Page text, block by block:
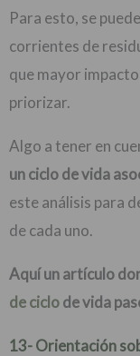
Para esto, se
corrientes de
que mayor
priorizar.
Algo a tener en
un ciclo de vida
este análisis para
de cada uno.
Aquí un artículo
de ciclode vida
13- Orientación